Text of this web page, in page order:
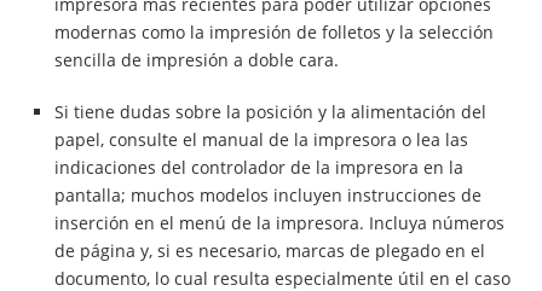
modernas como la impresión de folletos y la selección
sencilla de impresión a doble cara.
Si tiene dudas sobre la posición y la alimentación del
papel, consulte el manual de la impresora o lea las
indicaciones del controlador de la impresora en la
pantalla; muchos modelos incluyen instrucciones de
inserción en el menú de la impresora. Incluya números
de página y, si es necesario, marcas de plegado en el
documento, lo cual resulta especialmente útil en el caso